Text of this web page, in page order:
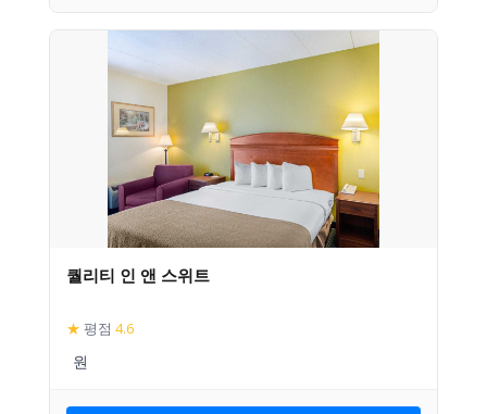
퀄리티 인 앤 스위트
★ 평점 4.6